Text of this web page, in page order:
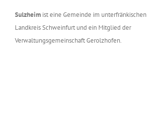
Sulzheim ist eine Gemeinde im unterfränkischen
Landkreis Schweinfurt und ein Mitglied der
Verwaltungsgemeinschaft Gerolzhofen.